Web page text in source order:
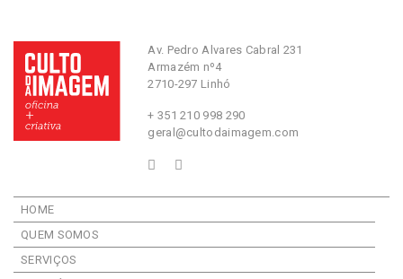
Av. Pedro Alvares Cabral 231
Armazém nº4
2710-297 Linhó
+ 351 210 998 290
geral@cultodaimagem.com
HOME
QUEM SOMOS
SERVIÇOS